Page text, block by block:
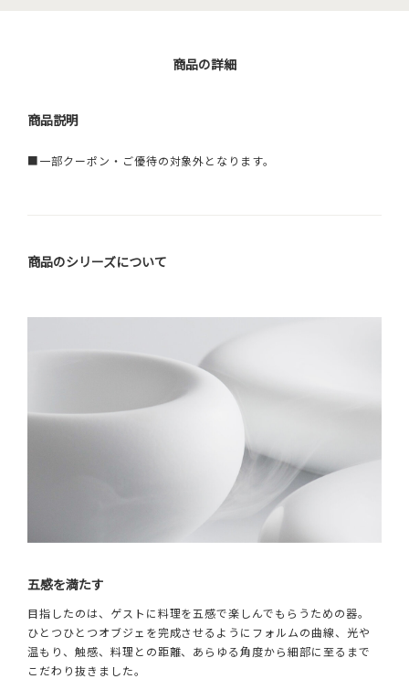
商品の詳細
商品説明
■一部クーポン・ご優待の対象外となります。
商品のシリーズについて
五感を満たす
目指したのは、ゲストに料理を五感で楽しんでもらうための器。
ひとつひとつオブジェを完成させるようにフォルムの曲線、光や
温もり、触感、料理との距離、あらゆる角度から細部に至るまで
こだわり抜きました。